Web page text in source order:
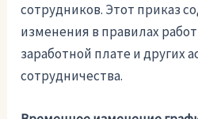
сотрудников. Этот приказ
изменения в правилах
заработной плате и других
сотрудничества.